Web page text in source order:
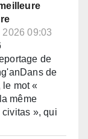
2026 09:03
de
de
mot «
même
», qui